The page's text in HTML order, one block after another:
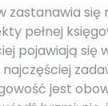
zastanawia się
pełnej
pojawiają się
jest